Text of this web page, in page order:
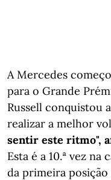
A Mercedes
para o Grande
Russell conquistou
realizar a melhor
sentir este ritmo",
Esta é a 10.ª vez
da primeira posição